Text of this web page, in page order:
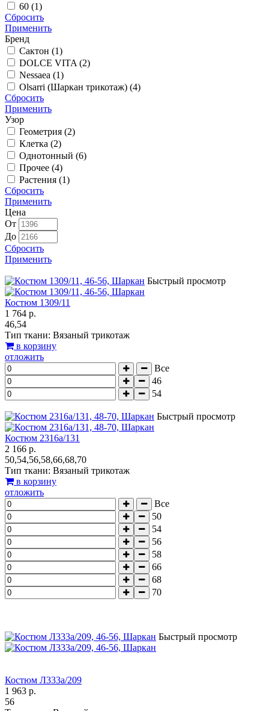
60 (1)
Сбросить
Применить
Бренд
Сактон (1)
DOLCE VITA (2)
Nessaea (1)
Olsarri (Шаркан трикотаж) (4)
Сбросить
Применить
Узор
Геометрия (2)
Клетка (2)
Однотонный (6)
Прочее (4)
Растения (1)
Сбросить
Применить
Цена
От
До
Сбросить
Применить
Быстрый просмотр
Костюм 1309/11
1 764 р.
46,54
Тип ткани: Вязаный трикотаж
в корзину
отложить
Все
46
54
Быстрый просмотр
Костюм 2316а/131
2 166 р.
50,54,56,58,66,68,70
Тип ткани: Вязаный трикотаж
в корзину
отложить
Все
50
54
56
58
66
68
70
Быстрый просмотр
Костюм Л333а/209
1 963 р.
56